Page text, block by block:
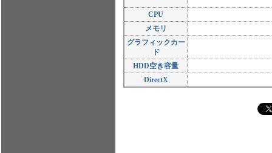
CPU
メモリ
グラフィックカー
ド
HDD空き容量
DirectX